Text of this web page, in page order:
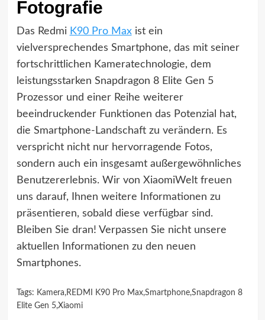
Fotografie
Das Redmi K90 Pro Maxist ein
vielversprechendes Smartphone, das mit seiner
fortschrittlichen Kameratechnologie, dem
leistungsstarken Snapdragon 8 Elite Gen 5
Prozessor und einer Reihe weiterer
beeindruckender Funktionen das Potenzial hat,
die Smartphone-Landschaft zu verändern. Es
verspricht nicht nur hervorragende Fotos,
sondern auch ein insgesamt außergewöhnliches
Benutzererlebnis. Wir von XiaomiWelt freuen
uns darauf, Ihnen weitere Informationen zu
präsentieren, sobald diese verfügbar sind.
Bleiben Sie dran! Verpassen Sie nicht unsere
aktuellen Informationen zu den neuen
Smartphones.
Tags: Kamera,REDMI K90 Pro Max,Smartphone,Snapdragon 8
Elite Gen 5,Xiaomi